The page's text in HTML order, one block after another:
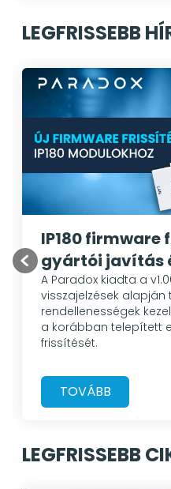
LEGFRISSEBB
IP180 firmware
gyártói javítás
A Paradox kiadta a
visszajelzések
rendellenességek
a korábban telepített
frissítését.
TOVÁBB
LEGFRISSEBB